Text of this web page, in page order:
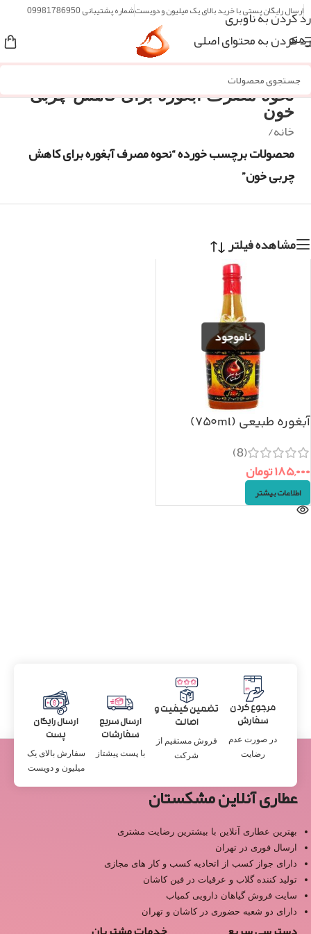
رد کردن به ناوبری
رد کردن به محتوای اصلی
ارسال رایگان پستی با خرید بالای یک میلیون و دویستشماره پشتیبانی 09981786950
منو
نحوه مصرف آبغوره برای کاهش چربی
خون
خانه/
محصولات برچسب خورده “نحوه مصرف آبغوره برای کاهش
چربی خون”
مشاهده فیلتر
آبغوره طبیعی (۷۵۰ml)
(8)
۱۸۵,۰۰۰تومان
اطلاعات بیشتر
مرجوع کردن
سفارش
در صورت عدم
رضایت
تضمین کیفیت و
اصالت
فروش مستقیم از
شرکت
ارسال سریع
سفارشات
با پست پیشتاز
ارسال رایگان
پست
سفارش بالای یک
میلیون و دویست
عطاری آنلاین مشکستان
بهترین عطاری آنلاین با بیشترین رضایت مشتری
ارسال فوری در تهران
دارای جواز کسب از اتحادیه کسب و کار های مجازی
تولید کننده گلاب و عرقیات در فین کاشان
سایت فروش گیاهان دارویی کمیاب
دارای دو شعبه حضوری در کاشان و تهران